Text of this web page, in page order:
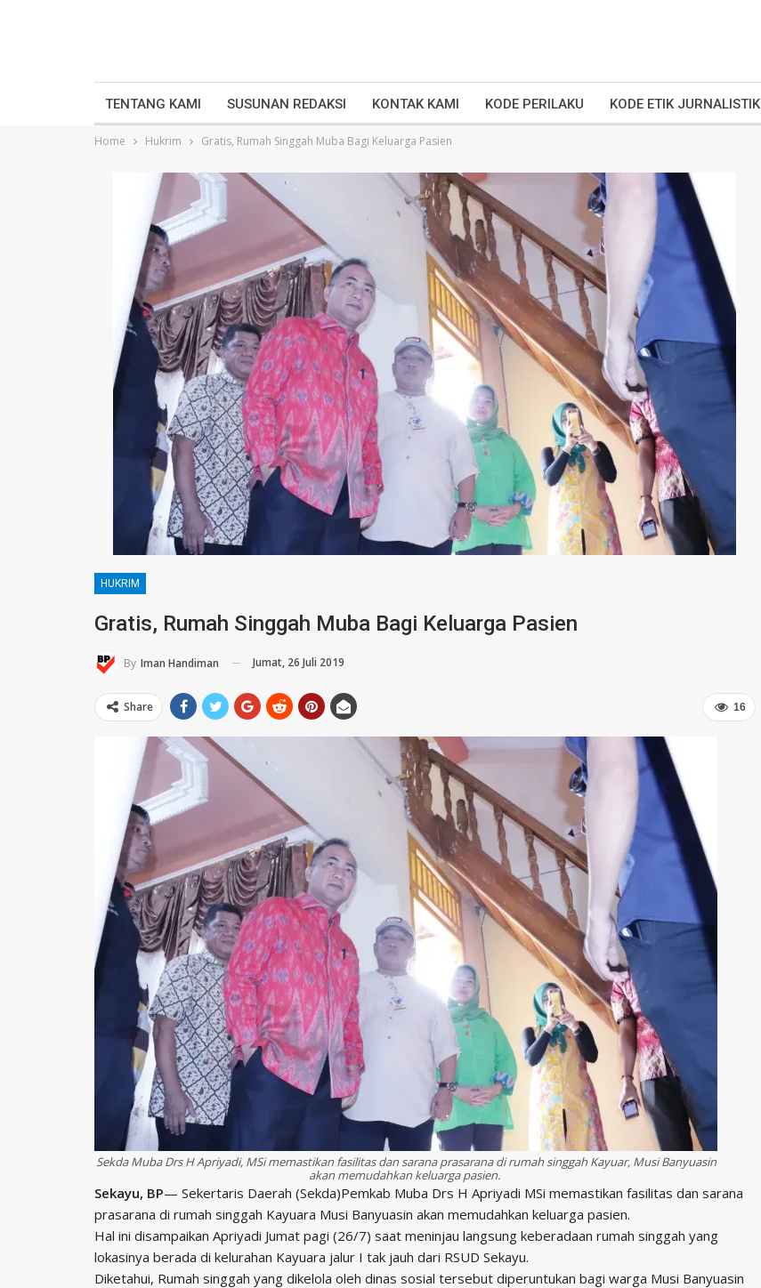
TENTANG KAMI SUSUNAN REDAKSI KONTAK KAMI KODE PERILAKU KODE ETIK JURNALISTIK
Home Hukrim Gratis, Rumah Singgah Muba Bagi Keluarga Pasien
HUKRIM
Gratis, Rumah Singgah Muba Bagi Keluarga Pasien
By Iman Handiman Jumat, 26 Juli 2019
16
Share
Sekda Muba Drs H Apriyadi, MSi memastikan fasilitas dan sarana prasarana di rumah singgah Kayuar, Musi Banyuasin
akan memudahkan keluarga pasien.
Sekayu, BP— Sekertaris Daerah (Sekda)Pemkab Muba Drs H Apriyadi MSi memastikan fasilitas dan sarana
prasarana di rumah singgah Kayuara Musi Banyuasin akan memudahkan keluarga pasien.
Hal ini disampaikan Apriyadi Jumat pagi (26/7) saat meninjau langsung keberadaan rumah singgah yang
lokasinya berada di kelurahan Kayuara jalur I tak jauh dari RSUD Sekayu.
Diketahui, Rumah singgah yang dikelola oleh dinas sosial tersebut diperuntukan bagi warga Musi Banyuasin